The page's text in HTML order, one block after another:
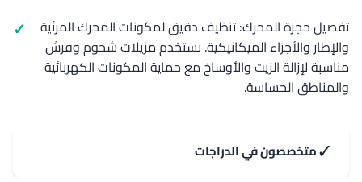
تفصيل حجرة المحرك: تنظيف دقيق لمكونات المحرك المرئية
والإطار والأجزاء الميكانيكية. نستخدم مزيلات شحوم وفرش
مناسبة لإزالة الزيت والأوساخ مع حماية المكونات الكهربائية
والمناطق الحساسة.
✓متخصصون في الدراجات